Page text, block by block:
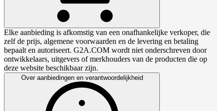
Elke aanbieding is afkomstig van een onafhankelijke verkoper, die
zelf de prijs, algemene voorwaarden en de levering en betaling
bepaalt en autoriseert. G2A.COM wordt niet onderschreven door
ontwikkelaars, uitgevers of merkhouders van de producten die op
deze website beschikbaar zijn.
Over aanbiedingen en verantwoordelijkheid